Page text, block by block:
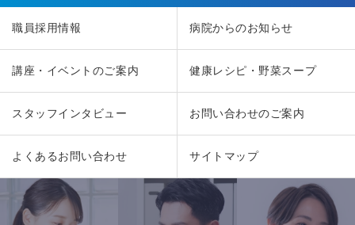
職員採用情報 病院からのお知らせ
講座・イベントのご案内 健康レシピ・野菜スープ
スタッフインタビュー お問い合わせのご案内
よくあるお問い合わせ サイトマップ